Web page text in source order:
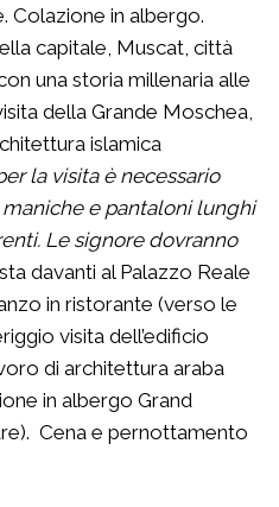
Colazione in albergo.
capitale, Muscat, città
una storia millenaria alle
della Grande Moschea,
islamica
la visita è necessario
e pantaloni lunghi
Le signore dovranno
davanti al Palazzo Reale
in ristorante (verso le
visita dell’edificio
di architettura araba
in albergo Grand
Cena e pernottamento